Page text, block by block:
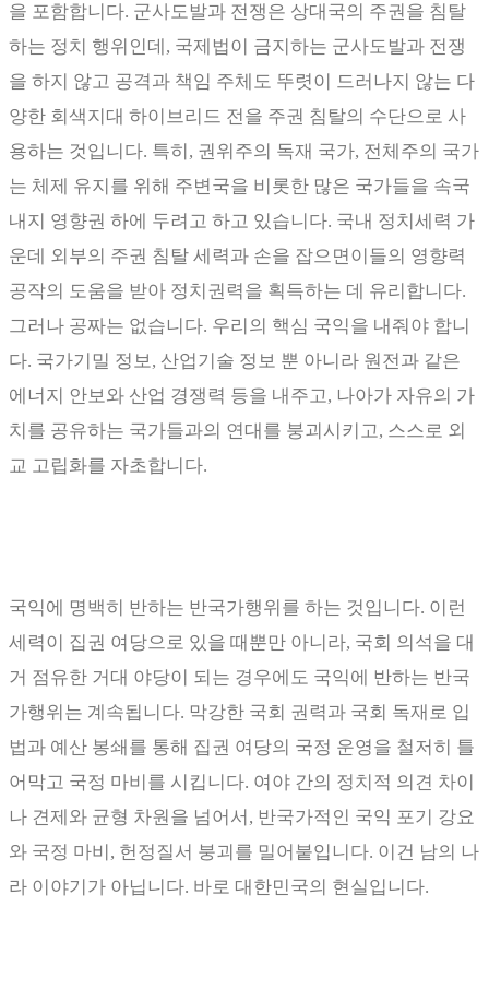
을 포함합니다. 군사도발과 전쟁은 상대국의 주권을 침탈
하는 정치 행위인데 , 국제법이 금지하는 군사도발과 전쟁
을 하지 않고 공격과 책임 주체도 뚜렷이 드러나지 않는 다
양한 회색지대 하이브리드 전을 주권 침탈의 수단으로 사
용하는 것입니다. 특히 , 권위주의 독재 국가, 전체주의 국가
는 체제 유지를 위해 주변국을 비롯한 많은 국가들을 속국
내지 영향권 하에 두려고 하고 있습니다. 국내 정치세력 가
운데 외부의 주권 침탈 세력과 손을 잡으면이들의 영향력
공작의 도움을 받아 정치권력을 획득하는 데 유리합니다.
그러나 공짜는 없습니다. 우리의 핵심 국익을 내줘야 합니
다. 국가기밀 정보, 산업기술 정보 뿐 아니라 원전과 같은
에너지 안보와 산업 경쟁력 등을 내주고, 나아가 자유의 가
치를 공유하는 국가들과의 연대를 붕괴시키고, 스스로 외
교 고립화를 자초합니다.
국익에 명백히 반하는 반국가행위를 하는 것입니다. 이런
세력이 집권 여당으로 있을 때뿐만 아니라, 국회 의석을 대
거 점유한 거대 야당이 되는 경우에도 국익에 반하는 반국
가행위는 계속됩니다. 막강한 국회 권력과 국회 독재로 입
법과 예산 봉쇄를 통해 집권 여당의 국정 운영을 철저히 틀
어막고 국정 마비를 시킵니다. 여야 간의 정치적 의견 차이
나 견제와 균형 차원을 넘어서 , 반국가적인 국익 포기 강요
와 국정 마비 , 헌정질서 붕괴를 밀어붙입니다. 이건 남의 나
라 이야기가 아닙니다. 바로 대한민국의 현실입니다.